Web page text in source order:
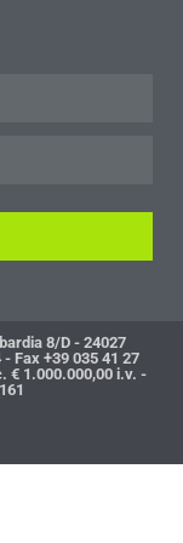
8/D - 24027
Fax +39 035 41 27
1.000.000,00 i.v. -